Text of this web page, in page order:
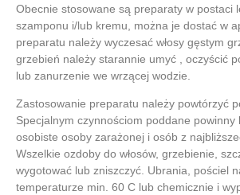
Obecnie stosowane są preparaty w postaci
szamponu i/lub kremu, można je dostać w
preparatu należy wyczesać włosy gęstym
grzebień należy starannie umyć , oczyścić
lub zanurzenie we wrzącej wodzie.
Zastosowanie preparatu należy powtórzyć
Specjalnym czynnościom poddane powinny
osobiste osoby zarażonej i osób z
Wszelkie ozdoby do włosów, grzebienie,
wygotować lub zniszczyć. Ubrania, pościel
temperaturze min. 60 C lub chemicznie i